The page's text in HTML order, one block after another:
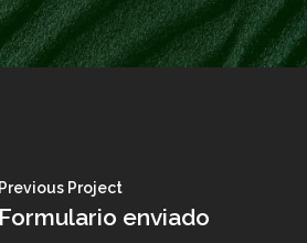
Previous Project
enviado